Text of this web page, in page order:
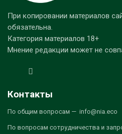
При копировании материалов
обязательна.
Категория материалов 18+
Мнение редакции может не
Контакты
По общим вопросам — info@nia.eco
По вопросам сотрудничества и